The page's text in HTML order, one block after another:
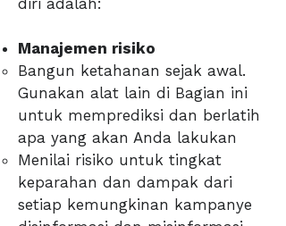
diri adalah:
Manajemen risiko
Bangun ketahanan sejak awal.
Gunakan alat lain di Bagian ini
untuk memprediksi dan berlatih
apa yang akan Anda lakukan
Menilai risiko untuk tingkat
keparahan dan dampak dari
setiap kemungkinan kampanye